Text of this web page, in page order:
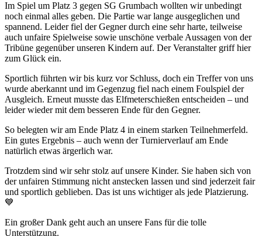
Im Spiel um Platz 3 gegen SG Grumbach wollten wir unbedingt
noch einmal alles geben. Die Partie war lange ausgeglichen und
spannend. Leider fiel der Gegner durch eine sehr harte, teilweise
auch unfaire Spielweise sowie unschöne verbale Aussagen von der
Tribüne gegenüber unseren Kindern auf. Der Veranstalter griff hier
zum Glück ein.
Sportlich führten wir bis kurz vor Schluss, doch ein Treffer von uns
wurde aberkannt und im Gegenzug fiel nach einem Foulspiel der
Ausgleich. Erneut musste das Elfmeterschießen entscheiden – und
leider wieder mit dem besseren Ende für den Gegner.
So belegten wir am Ende Platz 4 in einem starken Teilnehmerfeld.
Ein gutes Ergebnis – auch wenn der Turnierverlauf am Ende
natürlich etwas ärgerlich war.
Trotzdem sind wir sehr stolz auf unsere Kinder. Sie haben sich von
der unfairen Stimmung nicht anstecken lassen und sind jederzeit fair
und sportlich geblieben. Das ist uns wichtiger als jede Platzierung.
💙
Ein großer Dank geht auch an unsere Fans für die tolle
Unterstützung.